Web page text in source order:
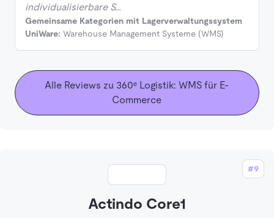
individualisierbare S…
Gemeinsame Kategorien mit Lagerverwaltungssystem
UniWare: Warehouse Management Systeme (WMS)
Alle Reviews zu 360ᵉ Logistik: WMS für E-
Commerce
#9
Actindo Core1